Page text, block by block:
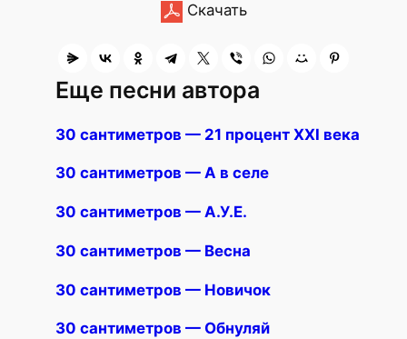
Скачать
Еще песни автора
30 сантиметров — 21 процент XXI века
30 сантиметров — А в селе
30 сантиметров — А.У.Е.
30 сантиметров — Весна
30 сантиметров — Новичок
30 сантиметров — Обнуляй